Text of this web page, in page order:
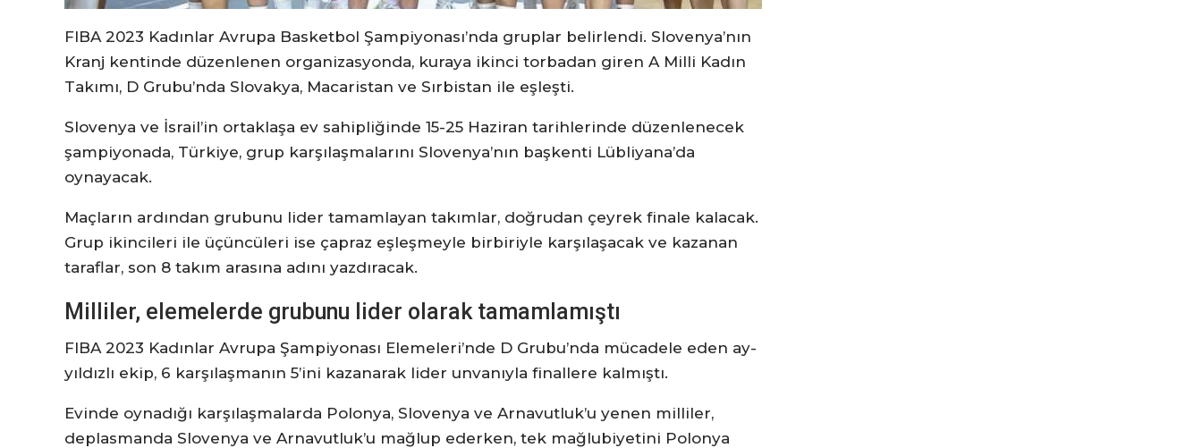
FIBA 2023 Kadınlar Avrupa Basketbol Şampiyonası’nda gruplar belirlendi. Slovenya’nın
Kranj kentinde düzenlenen organizasyonda, kuraya ikinci torbadan giren A Milli Kadın
Takımı, D Grubu’nda Slovakya, Macaristan ve Sırbistan ile eşleşti.
Slovenya ve İsrail’in ortaklaşa ev sahipliğinde 15-25 Haziran tarihlerinde düzenlenecek
şampiyonada, Türkiye, grup karşılaşmalarını Slovenya’nın başkenti Lübliyana’da
oynayacak.
Maçların ardından grubunu lider tamamlayan takımlar, doğrudan çeyrek finale kalacak.
Grup ikincileri ile üçüncüleri ise çapraz eşleşmeyle birbiriyle karşılaşacak ve kazanan
taraflar, son 8 takım arasına adını yazdıracak.
Milliler, elemelerde grubunu lider olarak tamamlamıştı
FIBA 2023 Kadınlar Avrupa Şampiyonası Elemeleri’nde D Grubu’nda mücadele eden ay-
yıldızlı ekip, 6 karşılaşmanın 5’ini kazanarak lider unvanıyla finallere kalmıştı.
Evinde oynadığı karşılaşmalarda Polonya, Slovenya ve Arnavutluk’u yenen milliler,
deplasmanda Slovenya ve Arnavutluk’u mağlup ederken, tek mağlubiyetini Polonya